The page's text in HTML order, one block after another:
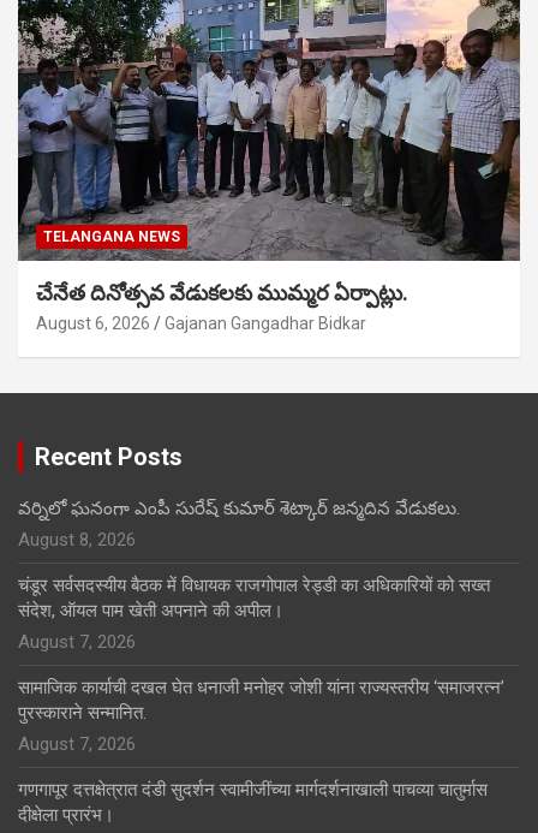
TELANGANA NEWS
చేనేత దినోత్సవ వేడుకలకు ముమ్మర ఏర్పాట్లు.
August 6, 2026 Gajanan Gangadhar Bidkar
Recent Posts
వర్నిలో ఘనంగా ఎంపీ సురేష్ కుమార్ శెట్కార్ జన్మదిన వేడుకలు.
August 8, 2026
चंडूर सर्वसदस्यीय बैठक में विधायक राजगोपाल रेड्डी का अधिकारियों को सख्त
संदेश, ऑयल पाम खेती अपनाने की अपील।
August 7, 2026
सामाजिक कार्याची दखल घेत धनाजी मनोहर जोशी यांना राज्यस्तरीय ‘समाजरत्न’
पुरस्काराने सन्मानित.
August 7, 2026
गणगापूर दत्तक्षेत्रात दंडी सुदर्शन स्वामीजींच्या मार्गदर्शनाखाली पाचव्या चातुर्मास
दीक्षेला प्रारंभ।